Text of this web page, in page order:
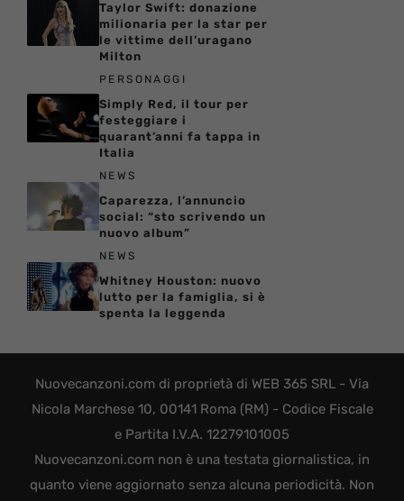
Taylor Swift: donazione
milionaria per la star per
le vittime dell’uragano
Milton
PERSONAGGI
Simply Red, il tour per
festeggiare i
quarant’anni fa tappa in
Italia
NEWS
Caparezza, l’annuncio
social: “sto scrivendo un
nuovo album”
NEWS
Whitney Houston: nuovo
lutto per la famiglia, si è
spenta la leggenda
Nuovecanzoni.com di proprietà di WEB 365 SRL - Via
Nicola Marchese 10, 00141 Roma (RM) - Codice Fiscale
e Partita I.V.A. 12279101005
Nuovecanzoni.com non è una testata giornalistica, in
quanto viene aggiornato senza alcuna periodicità. Non